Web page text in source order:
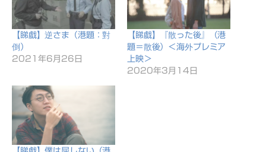
【睇戲】逆さま（港題：對
倒）
2021年6月26日
【睇戲】『散った後』（港
題＝散後）＜海外プレミア
上映＞
2020年3月14日